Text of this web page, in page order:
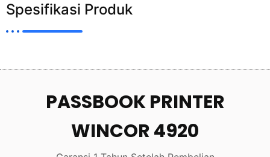
Spesifikasi Produk
PASSBOOK PRINTER
WINCOR 4920